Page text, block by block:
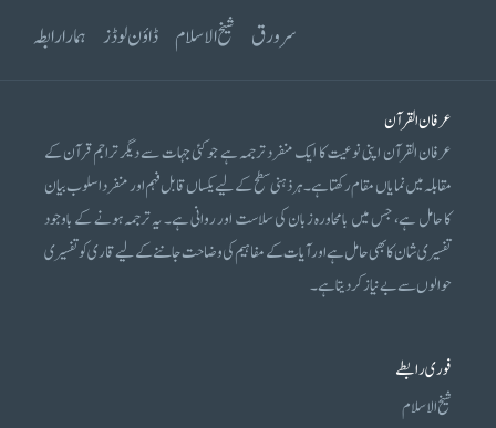
سرورق شیخ الاسلام ڈاؤن لوڈز ہمارا رابطہ
عرفان القرآن
عرفان القرآن اپنی نوعیت کا ایک منفرد ترجمہ ہے جو کئی جہات سے دیگر تراجم قرآن کے
مقابلہ میں نمایاں مقام رکھتا ہے۔ ہر ذہنی سطح کے لیے یکساں قابل فہم اور منفرد اسلوب بیان
کا حامل ہے، جس میں بامحاورہ زبان کی سلاست اور روانی ہے۔ یہ ترجمہ ہونے کے باوجود
تفسیری شان کا بھی حامل ہے اور آیات کے مفاہیم کی وضاحت جاننے کے لیے قاری کو تفسیری
حوالوں سے بے نیاز کر دیتا ہے۔
فوری رابطے
شیخ الاسلام